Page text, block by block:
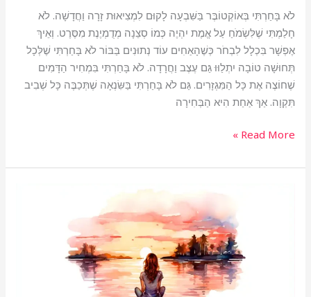
לֹא בָּחַרְתִּי בְּאוֹקְטוֹבֶּר בַּשִּׁבְעָה לָקוּם לִמְצִיאוּת זָרָה וַחֲדָשָׁה. לֹא
חָלַמְתִּי שֶׁלִּשְׂמֹחַ עַל אֱמֶת יִהְיֶה כְּמוֹ סְצֵנָה מְדֻמְיֶנֶת מִסֶּרֶט. וְאֵיךְ
אֶפְשָׁר בִּכְלָל לִבְחֹר כְּשֶׁהָאַחִים עוֹד נְתוּנִים בַּבּוֹר לֹא בָּחַרְתִּי שֶׁלְּכָל
תְּחוּשָׁה טוֹבָה יִתְלַוּוּ גַּם עֶצֶב וַחֲרָדָה. לֹא בָּחַרְתִּי בִּמְחִיר הַדָּמִים
שֶׁחוֹצֶה אֶת כָּל הַמִּגְזָרִים. גַּם לֹא בָּחַרְתִּי בַּשִּׂנְאָה שֶׁתְּכַבֶּה כָּל שְׁבִיב
תִּקְוָה. אַךְ אַחַת הִיא הַבְּחִירָה
Read More »